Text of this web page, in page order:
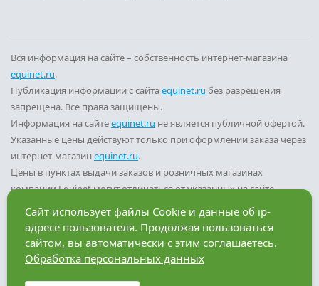
Вся информация на сайте – собственность интернет-магазина
equinet.ru.
Публикация информации с сайтаequinet.ru без разрешения
запрещена. Все права защищены.
Информация на сайтеequinet.ru не является публичной офертой.
Указанные цены действуют только при оформлении заказа через
интернет-магазин equinet.ru.
Цены в пунктах выдачи заказов и розничных магазинах
компании Equinet могут отличаться от указанных на сайте.
Вы принимаете условия
политики конфиденциальности
пользовательского соглашения
каждый раз, когда оставляете
свои данные в любой форме обратной связи на сайте
Разработка сайта — компания «Факт»
Сайт использует файлы Cookie и данные об ip-
адресе пользователя. Продолжая пользоваться
сайтом, вы автоматически с этим соглашаетесь.
Обработка персональных данных